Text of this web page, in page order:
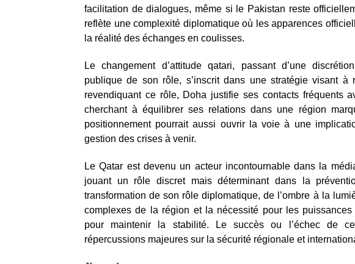
facilitation de dialogues, même si le Pakistan reste
reflète une complexité diplomatique où les apparences
la réalité des échanges en coulisses.
Le changement d’attitude qatari, passant d’une
publique de son rôle, s’inscrit dans une stratégie visant à
revendiquant ce rôle, Doha justifie ses contacts fréquents
cherchant à équilibrer ses relations dans une région
positionnement pourrait aussi ouvrir la voie à une
gestion des crises à venir.
Le Qatar est devenu un acteur incontournable dans la
jouant un rôle discret mais déterminant dans la
transformation de son rôle diplomatique, de l’ombre à la
complexes de la région et la nécessité pour les puissances
pour maintenir la stabilité. Le succès ou l’échec de
répercussions majeures sur la sécurité régionale et